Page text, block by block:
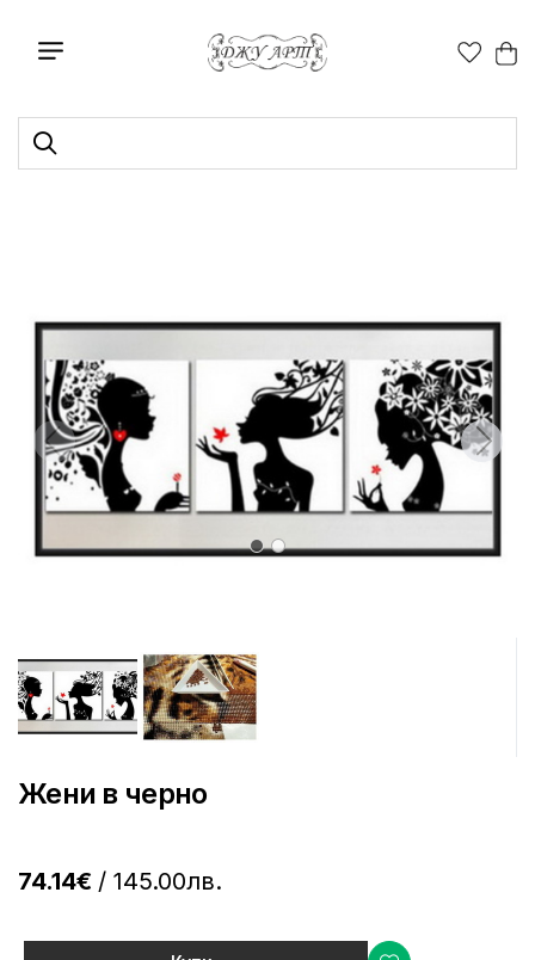
Жени в черно
74.14€ / 145.00лв.